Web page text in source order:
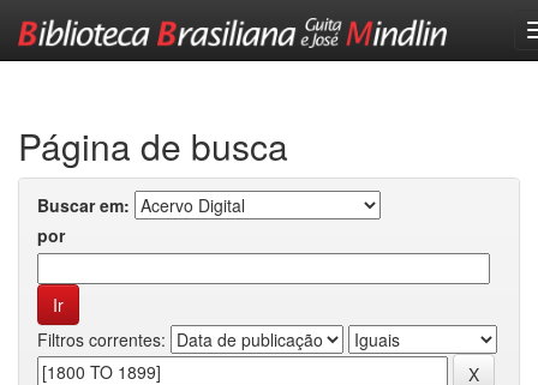
Página de busca
Buscar em:
por
Filtros correntes: